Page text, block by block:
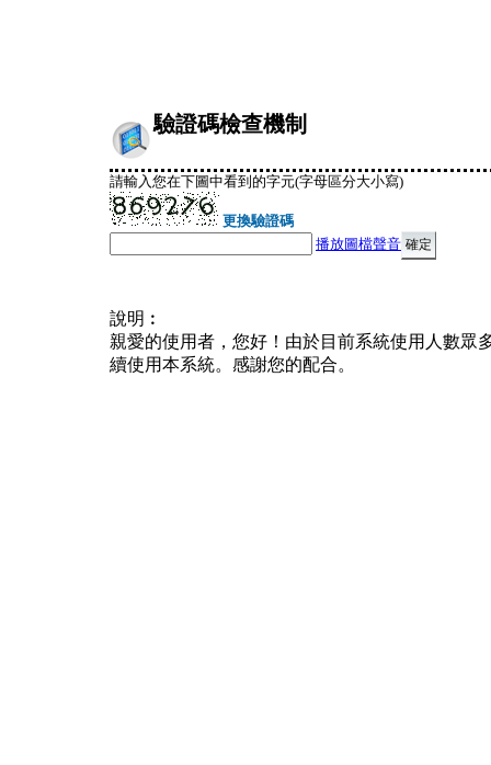
驗證碼檢查機制
請輸入您在下圖中看到的字元(字母區分大小寫)
更換驗證碼
播放圖檔聲音
說明︰
親愛的使用者，您好！由於目前系統使用人數眾
續使用本系統。感謝您的配合。